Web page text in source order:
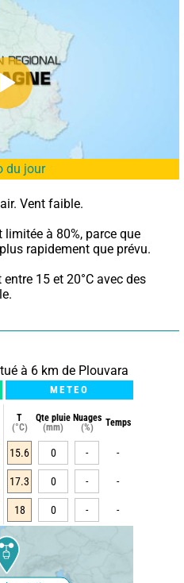
du jour
Vent faible.
à 80%, parce que
rapidement que prévu.
15 et 20°C avec des
à 6 km de Plouvara
METEO
T
(°C)
Qte pluie
(mm)
Nuages
(%)
Temps
15.6 0 - -
17.3 0 - -
18 0 - -